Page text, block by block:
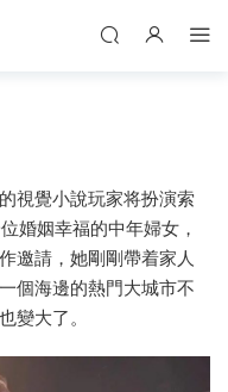
視覺小說玩家将扮演索
婚姻幸福的中年婦女，
邀請，她剛剛帶着家人
個海邊的熱門大城市不
變大了。